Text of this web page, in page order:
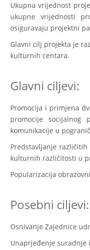
Ukupna vrijednost
ukupne vrijednosti
osiguravaju projektni
Glavni cilj projekta je
kulturnih centara.
Glavni ciljevi:
Promocija i primjena
promocije socijalnog
komunikacije u
Predstavljanje
kulturnih različitosti u
Popularizacija
Posebni ciljevi:
Osnivanje Zajednice
Unaprjeđenje